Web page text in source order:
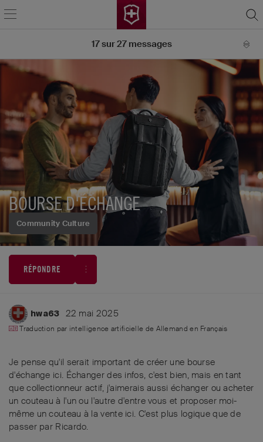
Community Culture
BOURSE D'ÉCHANGE
RÉPONDRE
17sur27messages
hwa63 22 mai 2025
Traduction par intelligence artificielle de Allemand en Français
Je pense qu'il serait important de créer une bourse
d'échange ici. Échanger des infos, c'est bien, mais en tant
que collectionneur actif, j'aimerais aussi échanger ou acheter
un couteau à l'un ou l'autre d'entre vous et proposer moi-
même un couteau à la vente ici. C'est plus logique que de
passer par Ricardo.